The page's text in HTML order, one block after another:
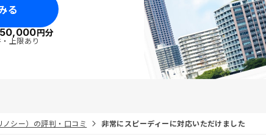
る
50,000円分
上限あり
ノシー）の評判・口コミ 非常にスピーディーに対応いただけました